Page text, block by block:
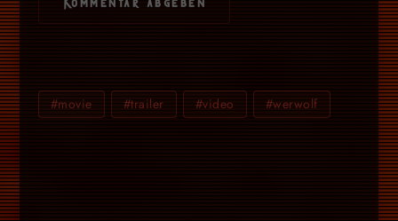
#movie #trailer #video #werwolf